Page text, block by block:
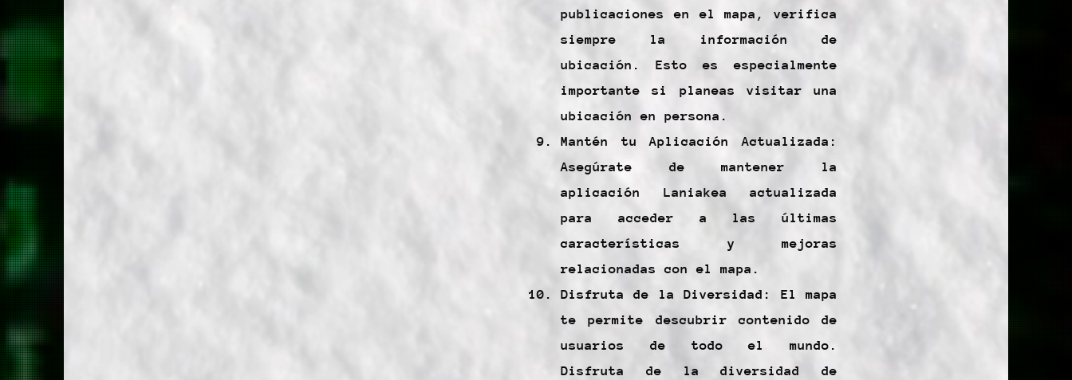
publicaciones en el mapa, verifica
siempre la información de
ubicación. Esto es especialmente
importante si planeas visitar una
ubicación en persona.
Mantén tu Aplicación Actualizada:
Asegúrate de mantener la
aplicación Laniakea actualizada
para acceder a las últimas
características y mejoras
relacionadas con el mapa.
Disfruta de la Diversidad: El mapa
te permite descubrir contenido de
usuarios de todo el mundo.
Disfruta de la diversidad de